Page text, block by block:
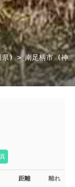
県) > 南足柄市 (神
距離 離れ